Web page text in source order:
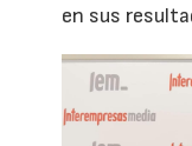
en sus